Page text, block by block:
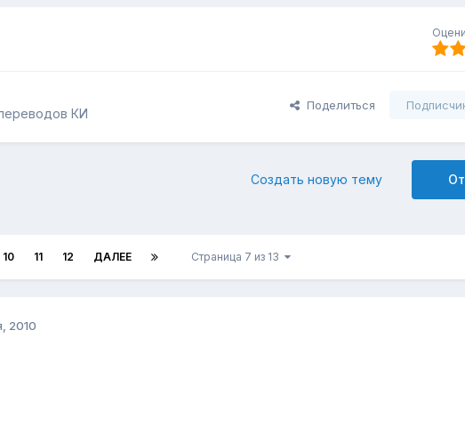
КИ
Поделиться
Создать новую тему
10 11 12 ДАЛЕЕ Страница 7 из 13
2010